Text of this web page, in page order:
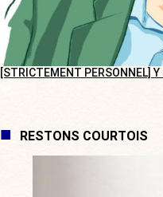
[STRICTEMENT PERSONNEL]
RESTONS COURTOIS